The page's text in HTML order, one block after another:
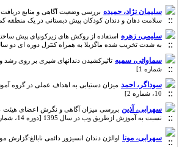
سلیمان نژاد، حمیده بررسی وضعیت آگاهی و منابع دریافت
سلامت دهان و دندان کودکان پیش دبستانی در یک منطقه کمتر
سلیمی، زهره استفاده از روکش های زیرکونیای پیش ساخته
به شدت تخریب شده ماگزیلا به همراه کنترل دوره ای دو ساله [دوره 14،
سماواتی، سمیه
شماره 1]
سوداگر، احمد میزان دستیابی به اهداف عملی در گروه
10، شماره 2]
سهرابی، آذین بررسی میزان آگاهی و نگرش اعضای هیئت
نسبت به آموزش ازطریق وب در سال 1395 [دوره 14، شماره 1]
سهرابی، مونا اوالژن دندان انسیزور دائمی نابالغ:گزارش مورد [دوره